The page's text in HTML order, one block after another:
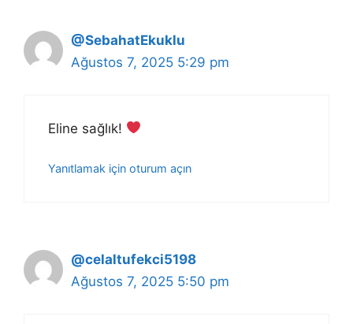
@SebahatEkuklu
Ağustos 7, 2025 5:29 pm
Eline sağlık!
Yanıtlamak için oturum açın
@celaltufekci5198
Ağustos 7, 2025 5:50 pm